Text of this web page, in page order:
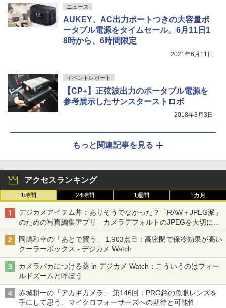
ニュース
AUKEY、AC出力ポートつきの大容量ポ
ータブル電源をタイムセール。6月11日1
8時から、6時間限定
2021年6月11日
イベントレポート
【CP+】正弦波出力のポータブル電源を
参考展示したサンスターストロボ
2018年3月3日
もっと関連記事を見る
アクセスランキング
1時間 24時間 1週間 1カ月
デジカメアイテム丼：ありそうでなかった？「RAW＋JPEG派」
のための写真編集アプリ カメラデフォルトのJPEGを大切にす
る「Filmator」
岡嶋和幸の「あとで買う」 1,903点目：高密閉で保冷効果が高い
クーラーボックス - デジカメ Watch
カメラバカにつける薬 in デジカメ Watch：こういうのはフィー
ルドズームと呼ぼう
赤城耕一の「アカギカメラ」 第146回：PRO銘の魚眼レンズを
手にして思う、マイクロフォーサーズへの期待と可能性